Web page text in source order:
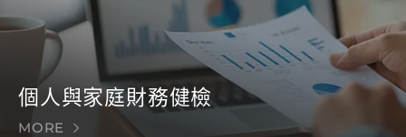
個人與家庭財務健檢
MORE